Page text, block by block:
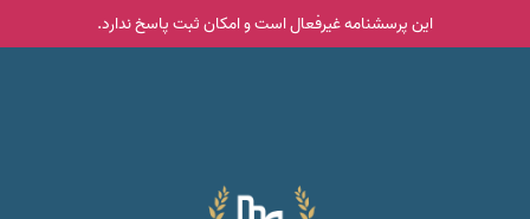
این پرسشنامه غیر‌فعال است و امکان ثبت پاسخ ندارد.